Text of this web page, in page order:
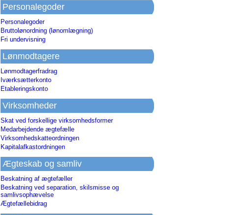
Personalegoder
Personalegoder
Bruttolønordning (lønomlægning)
Fri undervisning
Lønmodtagere
Lønmodtagerfradrag
Iværksætterkonto
Etableringskonto
Virksomheder
Skat ved forskellige virksomhedsformer
Medarbejdende ægtefælle
Virksomhedskatteordningen
Kapitalafkastordningen
Ægteskab og samliv
Beskatning af ægtefæller
Beskatning ved separation, skilsmisse og
samlivsophævelse
Ægtefællebidrag